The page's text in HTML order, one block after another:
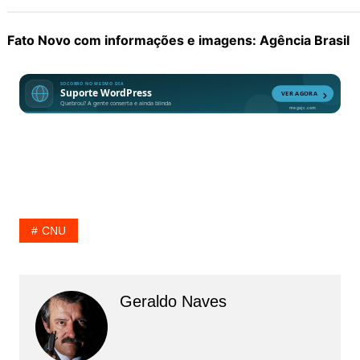
Fato Novo com informações e imagens: Agência Brasil
CNU
Geraldo Naves